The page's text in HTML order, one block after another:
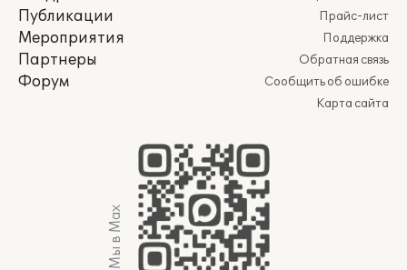
Публикации
Мероприятия
Партнеры
Форум
Прайс-лист
Поддержка
Обратная связь
Сообщить об ошибке
Карта сайта
Мы в Max